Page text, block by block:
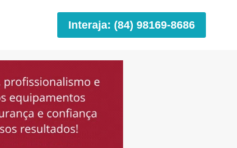
Interaja: (84) 98169-8686